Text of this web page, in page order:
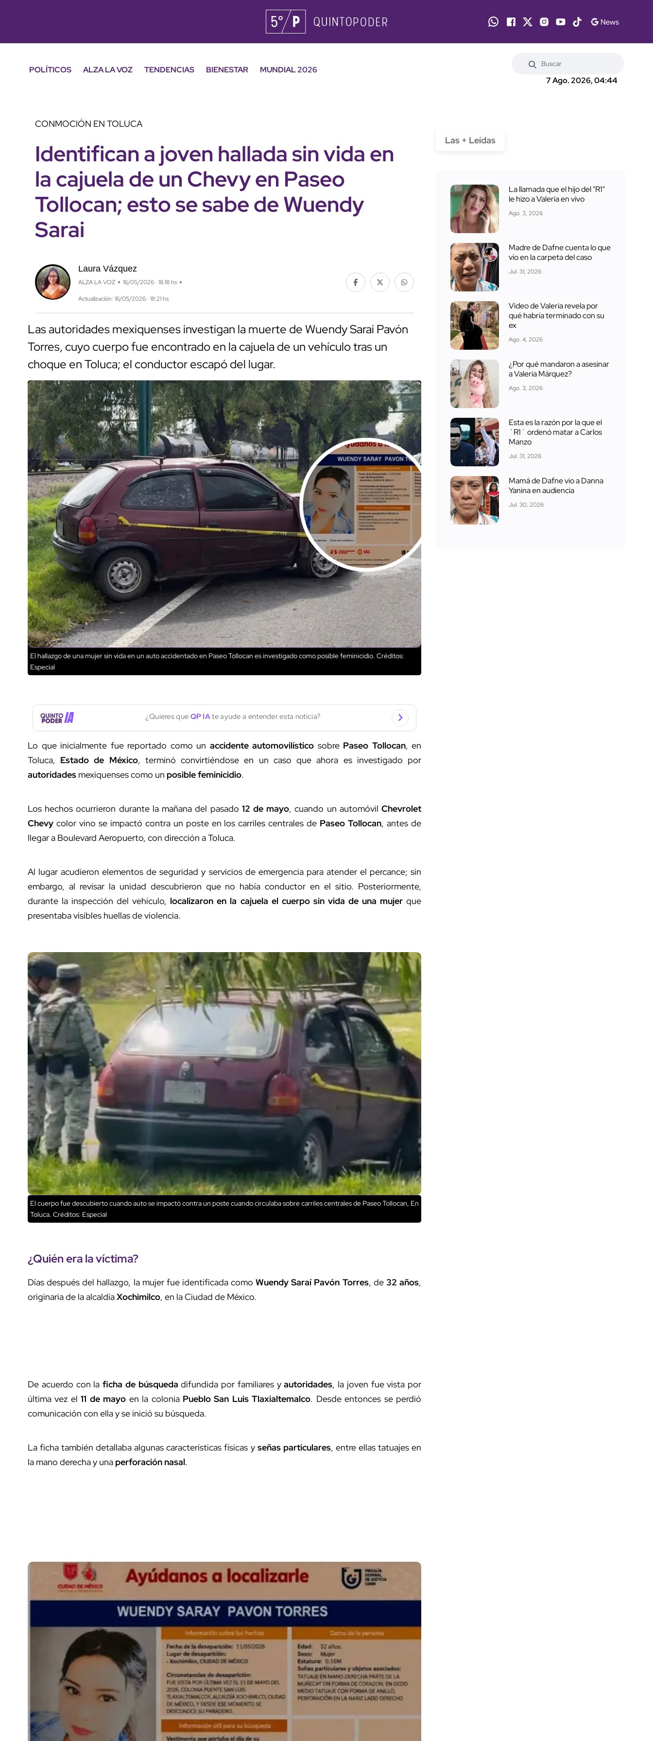
POLÍTICOS ALZA LA VOZ TENDENCIAS BIENESTAR
MUNDIAL 2026
7 Ago. 2026, 04:44
CONMOCIÓN EN TOLUCA
Identifican a joven hallada sin vida en
la cajuela de un Chevy en Paseo
Tollocan; esto se sabe de Wuendy
Sarai
Laura Vázquez
ALZA LA VOZ 16/05/2026 · 18:18 hs
Actualización: 16/05/2026 · 18:21 hs
Las autoridades mexiquenses investigan la muerte de Wuendy Sarai Pavón
Torres, cuyo cuerpo fue encontrado en la cajuela de un vehículo tras un
choque en Toluca; el conductor escapó del lugar.
El hallazgo de una mujer sin vida en un auto accidentado en Paseo Tollocan es investigado como posible feminicidio. Créditos:
Especial
¿Quieres que QP IAte ayude a entender esta noticia?
Lo que inicialmente fue reportado como un accidente automovilístico sobre Paseo Tollocan, en
Toluca, Estado de México, terminó convirtiéndose en un caso que ahora es investigado por
autoridades mexiquenses como un posible feminicidio.
Los hechos ocurrieron durante la mañana del pasado 12 de mayo, cuando un automóvilChevrolet
Chevy color vino se impactó contra un poste en los carriles centrales de Paseo Tollocan, antes de
llegar a Boulevard Aeropuerto, con dirección a Toluca.
Al lugar acudieron elementos de seguridad y servicios de emergencia para atender el percance; sin
embargo, al revisar la unidad descubrieron que no había conductor en el sitio. Posteriormente,
durante la inspección del vehículo, localizaron en la cajuela el cuerpo sin vida de una mujer que
presentaba visibles huellas de violencia.
El cuerpo fue descubierto cuando auto se impactó contra un poste cuando circulaba sobre carriles centrales de Paseo Tollocan, En
Toluca. Créditos: Especial
¿Quién era la víctima?
Días después del hallazgo, la mujer fue identificada comoWuendy Saraí Pavón Torres, de 32 años,
originaria de la alcaldíaXochimilco, en la Ciudad de México.
De acuerdo con la ficha de búsqueda difundida por familiares yautoridades, la joven fue vista por
última vez el11 de mayo en la colonia Pueblo San Luis Tlaxialtemalco. Desde entonces se perdió
comunicación con ella y se inició su búsqueda.
La ficha también detallaba algunas características físicas y señas particulares, entre ellas tatuajes en
la mano derecha y una perforación nasal.
Las + Leídas
La llamada que el hijo del "R1"
le hizo a Valeria en vivo
Ago. 3, 2026
Madre de Dafne cuenta lo que
vio en la carpeta del caso
Jul. 31, 2026
Video de Valeria revela por
qué habría terminado con su
ex
Ago. 4, 2026
¿Por qué mandaron a asesinar
a Valeria Márquez?
Ago. 3, 2026
Esta es la razón por la que el
´R1´ ordenó matar a Carlos
Manzo
Jul. 31, 2026
Mamá de Dafne vio a Danna
Yanina en audiencia
Jul. 30, 2026